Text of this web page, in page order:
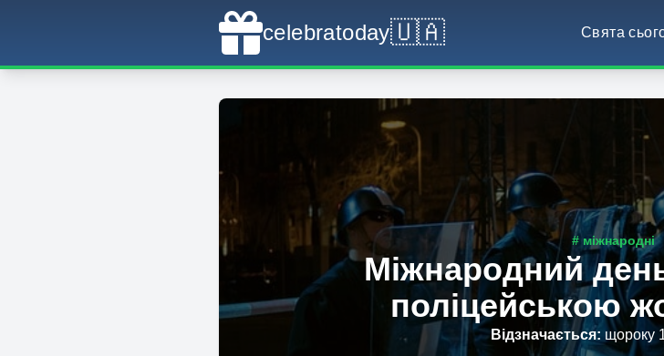
celebratoday🇺🇦 Свята
# міжнародні
Міжнародний
поліцейською
Відзначається: щороку